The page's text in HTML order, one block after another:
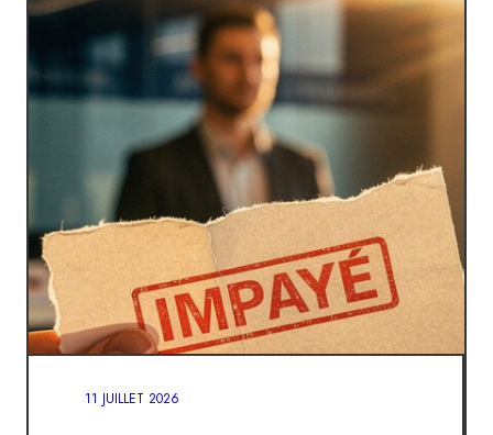
11 JUILLET 2026